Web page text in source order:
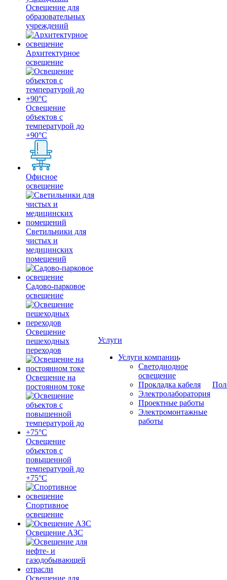
Освещение для
образовательных
учреждений
Архитектурное
освещение
Освещение
объектов с
температурой до
+90°С
Офисное
освещение
Светильники для
чистых и
медицинских
помещений
Садово-парковое
освещение
Освещение
пешеходных
переходов
Освещение на
постоянном токе
Освещение
объектов с
повышенной
температурой до
+75°C
Спортивное
освещение
Освещение АЗС
Освещение для
Услуги
Услуги компании
Светодиодное
освещение
Прокладка кабеля
Электролаборатория
Проектные работы
Электромонтажные
работы